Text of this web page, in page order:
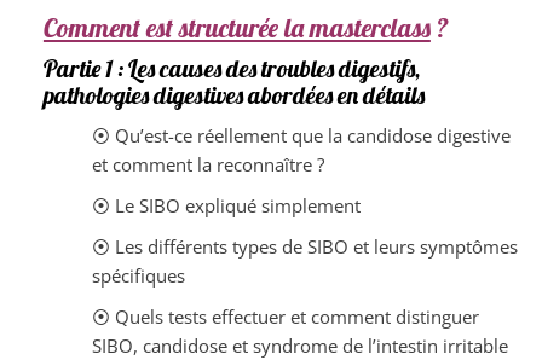
Comment est structurée la masterclass?
Partie 1 : Les causes des troubles digestifs,
pathologies digestives abordées en détails
⦿ Qu’est-ce réellement que la candidose digestive
et comment la reconnaître ?
⦿ Le SIBO expliqué simplement
⦿ Les différents types de SIBO et leurs symptômes
spécifiques
⦿ Quels tests effectuer et comment distinguer
SIBO, candidose et syndrome de l’intestin irritable